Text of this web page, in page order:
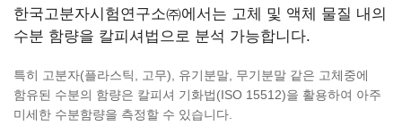
한국고분자시험연구소㈜에서는 고체 및 액체 물질 내의
수분 함량을 칼피셔법으로 분석 가능합니다.
특히 고분자(플라스틱, 고무), 유기분말, 무기분말 같은 고체중에
함유된 수분의 함량은 칼피셔 기화법(ISO 15512)을 활용하여 아주
미세한 수분함량을 측정할 수 있습니다.